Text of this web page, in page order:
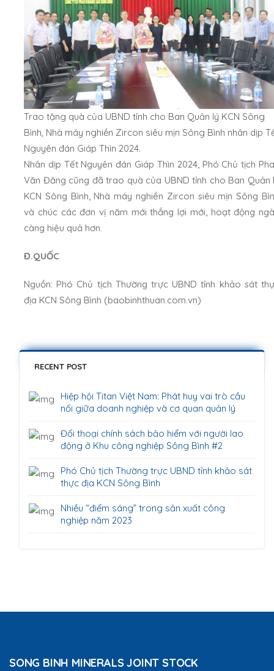
Trao tặng quà của UBND tỉnh cho Ban Quản lý KCN Sông
Bình, Nhà máy nghiền Zircon siêu mịn Sông Bình nhân dịp
Nguyên đán Giáp Thìn 2024.
Nhân dịp Tết Nguyên đán Giáp Thìn 2024, Phó Chủ tịch
Văn Đăng cũng đã trao quà của UBND tỉnh cho Ban Quản
KCN Sông Bình, Nhà máy nghiền Zircon siêu mịn Sông
và chúc các đơn vị năm mới thắng lợi mới, hoạt động
càng hiệu quả hơn.
Đ.QUỐC
Nguồn:Phó Chủ tịch Thường trực UBND tỉnh khảo sát
địa KCN Sông Bình (baobinhthuan.com.vn)
RECENT POST
Hiệp hội Titan Việt Nam: Phát huy vai trò cầu
nối giữa doanh nghiệp và cơ quan quản lý
Đối thoại chính sách bảo hiểm với người lao
động ở Khu công nghiệp Sông Bình #2
Phó Chủ tịch Thường trực UBND tỉnh khảo sát
thực địa KCN Sông Bình
Nhiều “điểm sáng” trong sản xuất công
nghiệp năm 2023
SONG BINH MINERALS JOINT STOCK